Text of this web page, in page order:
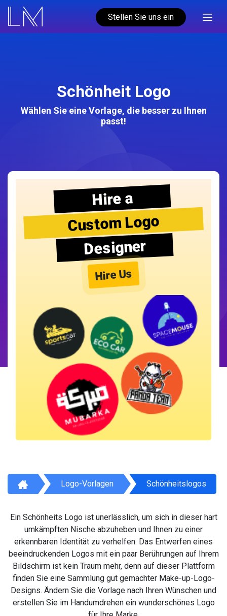
Stellen Sie uns ein
Schönheit Logo
Wählen Sie eine Vorlage, die besser zu Ihnen
passt!
Hire a
Custom Logo
Designer
Hire Us
Logo-Vorlagen Schönheitslogos
Ein Schönheits Logo ist unerlässlich, um sich in dieser hart
umkämpften Nische abzuheben und Ihnen zu einer
erkennbaren Identität zu verhelfen. Das Entwerfen eines
beeindruckenden Logos mit ein paar Berührungen auf Ihrem
Bildschirm ist kein Traum mehr, denn auf dieser Plattform
finden Sie eine Sammlung gut gemachter Make-up-Logo-
Designs. Ändern Sie die Vorlage nach Ihren Wünschen und
erstellen Sie im Handumdrehen ein wunderschönes Logo